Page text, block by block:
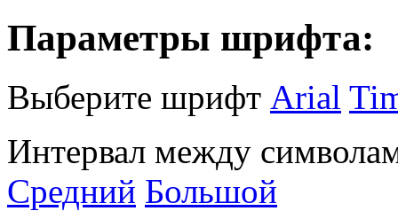
Параметры шрифта:
Выберите шрифт Arial
Интервал между
Средний Большой